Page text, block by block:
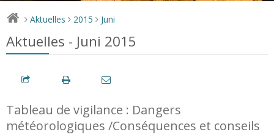
> Aktuelles > 2015 > Juni
Aktuelles - Juni 2015
Tableau de vigilance : Dangers
météorologiques /Conséquences et conseils